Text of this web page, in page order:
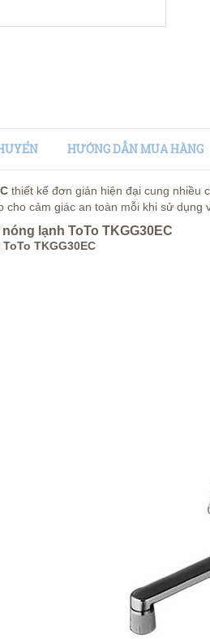
HƯỚNG DẪN MUA HÀNG
thiết kế đơn giản hiện đại cung nhiều
cảm giác an toàn mỗi khi sử dụng
lạnh ToTo TKGG30EC
TKGG30EC